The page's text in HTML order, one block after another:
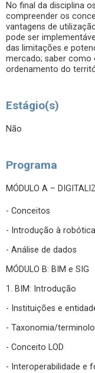
No final da disciplina
compreender os
vantagens de
pode ser
das limitações e
mercado; saber como
ordenamento do
Estágio(s)
Não
Programa
MÓDULO A –
- Conceitos
- Introdução à
- Análise de dados
MÓDULO B: BIM e SIG
1. BIM: Introdução
- Instituições e
- Taxonomia/
- Conceito LOD
- Interoperabilidade e